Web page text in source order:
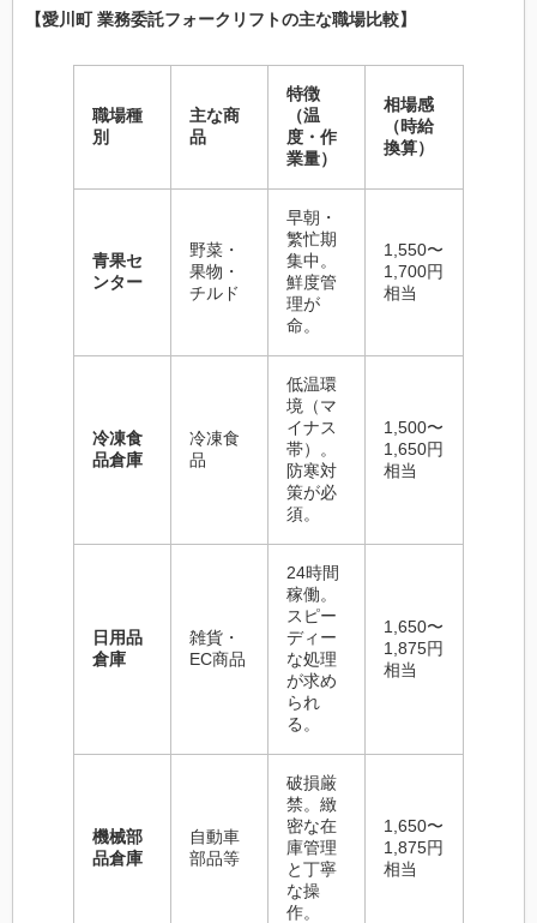
【愛川町 業務委託フォークリフトの主な職場比較】
職場種
別
主な商
品
特徴
（温
度・作
業量）
相場感
（時給
換算）
青果セ
ンター
野菜・
果物・
チルド
早朝・
繁忙期
集中。
鮮度管
理が
命。
1,550〜
1,700円
相当
冷凍食
品倉庫
冷凍食
品
低温環
境（マ
イナス
帯）。
防寒対
策が必
須。
1,500〜
1,650円
相当
日用品
倉庫
雑貨・
EC商品
24時間
稼働。
スピー
ディー
な処理
が求め
られ
る。
1,650〜
1,875円
相当
機械部
品倉庫
自動車
部品等
破損厳
禁。緻
密な在
庫管理
と丁寧
な操
作。
1,650〜
1,875円
相当